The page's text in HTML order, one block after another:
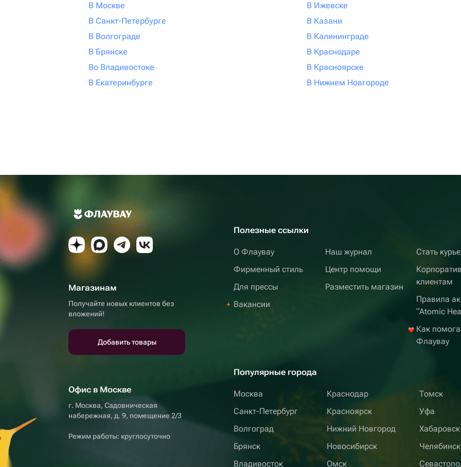
В Москве
В Санкт-Петербурге
В Волгограде
В Брянске
Во Владивостоке
В Екатеринбурге
В Ижевске
В Казани
В Калининграде
В Краснодаре
В Красноярске
В Нижнем Новгороде
Магазинам
Получайте новых клиентов без
вложений!
Добавить товары
Офис в Москве
г. Москва, Садовническая
набережная, д. 9, помещение 2/3
Режим работы: круглосуточно
Полезные ссылки
О Флаувау
Фирменный стиль
Для прессы
Вакансии
Наш журнал
Центр помощи
Разместить магазин
Стать
клиентам
Правила
“Atomic
Как
Флаувау
Популярные города
Москва
Санкт-Петербург
Волгоград
Брянск
Владивосток
Краснодар
Красноярск
Нижний Новгород
Новосибирск
Омск
Томск
Уфа
Хабаровск
Челябинск